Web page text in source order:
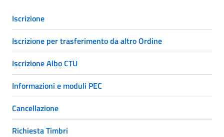
Iscrizione
Iscrizione per trasferimento da altro Ordine
Iscrizione Albo CTU
Informazioni e moduli PEC
Cancellazione
Richiesta Timbri